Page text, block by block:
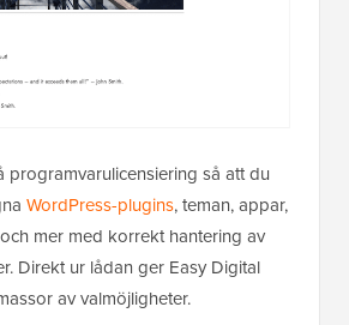
programvarulicensiering så att du
WordPress-plugins, teman, appar,
mer med korrekt hantering av
Direkt ur lådan ger Easy Digital
av valmöjligheter.